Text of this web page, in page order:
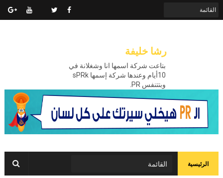
رشا خليفة
بتاعت شركة اسمها انا وشغلانة في
10أيام وعندها شركة إسمها sPRk
وبتتنفس PR.
الرئيسية